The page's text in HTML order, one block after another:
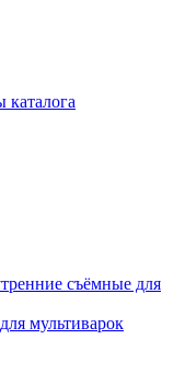
каталога
съёмные для
мультиварок